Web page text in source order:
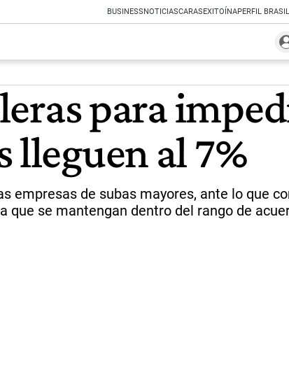
BUSINESSNOTICIASCARASEXITOÍNAPERFIL BRASIL
para
lleguen al 7%
empresas de subas mayores, ante lo que
que se mantengan dentro del rango de